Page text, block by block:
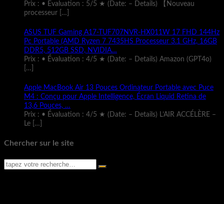
Prix : • Évaluation : 5/5 ★ (Date: – Details) 【Nouveau
processeur
[…]
ASUS TUF Gaming A17-TUF707NVR-HX011W 17 FHD 144Hz
Pc Portable (AMD Ryzen 7 7435HS Processeur 3.1 GHz, 16GB
DDR5, 512GB SSD, NVIDIA…
Prix : • Évaluation : 4/5 ★ (Date: – Details) Amazon (GPT4o)
[…]
Apple MacBook Air 13 Pouces Ordinateur Portable avec Puce
M4 : Conçu pour Apple Intelligence, Écran Liquid Retina de
13,6 Pouces, …
Prix : • Évaluation : 4/5 ★ (Date: – Details) L’AIR ACCÉLÈRE –
Le
[…]
Chercher sur le site